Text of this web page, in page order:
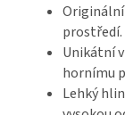
Originální
prostředí.
Unikátní
hornímu
Lehký